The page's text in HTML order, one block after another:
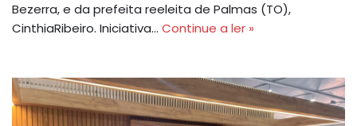
Bezerra, e da prefeita reeleita de Palmas (TO),
CinthiaRibeiro. Iniciativa… Continue a ler »